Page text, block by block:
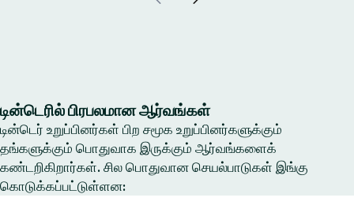
டின்டெரில் பிரபலமான ஆர்வங்கள்
டின்டெர் உறுப்பினர்கள் பிற சமூக உறுப்பினர்களுக்கும்
தங்களுக்கும் பொதுவாக இருக்கும் ஆர்வங்களைக்
கண்டறிகிறார்கள். சில பொதுவான செயல்பாடுகள் இங்கு
கொடுக்கப்பட்டுள்ளன: